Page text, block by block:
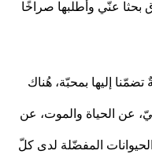
عنّي وأطلبها صراخًا
إليها بمحبّة، هُناك
والموت، عن
المفضّلة لدى كلّ